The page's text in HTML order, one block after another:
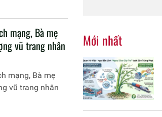
mạng, Bà mẹ
vũ trang nhân
mạng, Bà mẹ
vũ trang nhân
Mới nhất